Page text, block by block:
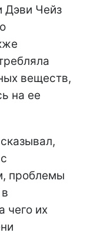
Дэви Чейз
веществ,
на ее
проблемы
чего их